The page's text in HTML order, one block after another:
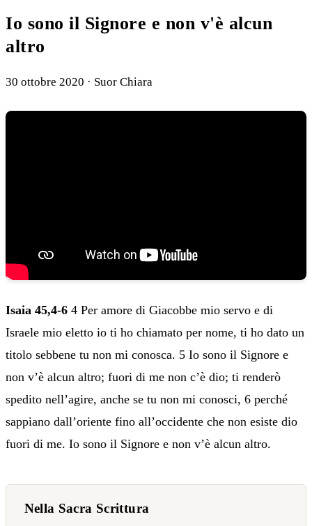
Io sono il Signore e non v'è alcun
altro
30 ottobre 2020 · Suor Chiara
Isaia 45,4-6 4 Per amore di Giacobbe mio servo e di
Israele mio eletto io ti ho chiamato per nome, ti ho dato un
titolo sebbene tu non mi conosca. 5 Io sono il Signore e
non v’è alcun altro; fuori di me non c’è dio; ti renderò
spedito nell’agire, anche se tu non mi conosci, 6 perché
sappiano dall’oriente fino all’occidente che non esiste dio
fuori di me. Io sono il Signore e non v’è alcun altro.
Nella Sacra Scrittura